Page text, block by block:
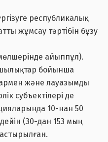
республикалық
жұмсау тәртібін бұзу
айыппұл).
бойынша
және лауазымды
субъектілері де
10-нан 50
(30-дан 153 мың